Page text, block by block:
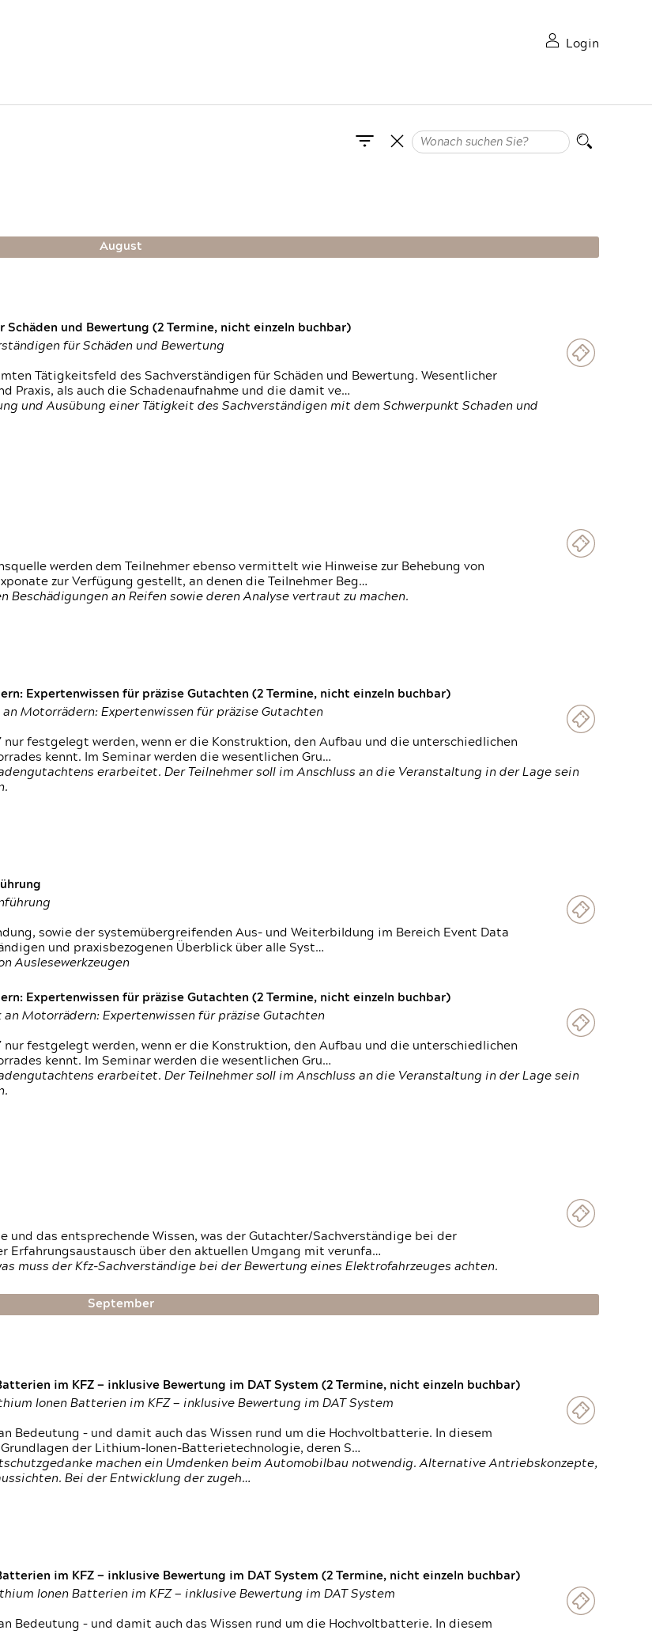
Login
August
und Bewertung (2 Termine, nicht einzeln buchbar)
für Schäden und Bewertung
Tätigkeitsfeld des Sachverständigen für Schäden und Bewertung. Wesentlicher
Praxis, als auch die Schadenaufnahme und die damit ve…
und Ausübung einer Tätigkeit des Sachverständigen mit dem Schwerpunkt Schaden und
werden dem Teilnehmer ebenso vermittelt wie Hinweise zur Behebung von
zur Verfügung gestellt, an denen die Teilnehmer Beg…
an Reifen sowie deren Analyse vertraut zu machen.
Expertenwissen für präzise Gutachten (2 Termine, nicht einzeln buchbar)
Motorrädern: Expertenwissen für präzise Gutachten
festgelegt werden, wenn er die Konstruktion, den Aufbau und die unterschiedlichen
kennt. Im Seminar werden die wesentlichen Gru…
erarbeitet. Der Teilnehmer soll im Anschluss an die Veranstaltung in der Lage sein
sowie der systemübergreifenden Aus- und Weiterbildung im Bereich Event Data
und praxisbezogenen Überblick über alle Syst…
Auslesewerkzeugen
Expertenwissen für präzise Gutachten (2 Termine, nicht einzeln buchbar)
an Motorrädern: Expertenwissen für präzise Gutachten
festgelegt werden, wenn er die Konstruktion, den Aufbau und die unterschiedlichen
kennt. Im Seminar werden die wesentlichen Gru…
erarbeitet. Der Teilnehmer soll im Anschluss an die Veranstaltung in der Lage sein
und das entsprechende Wissen, was der Gutachter/Sachverständige bei der
Erfahrungsaustausch über den aktuellen Umgang mit verunfa…
muss der Kfz-Sachverständige bei der Bewertung eines Elektrofahrzeuges achten.
September
im KFZ — inklusive Bewertung im DAT System (2 Termine, nicht einzeln buchbar)
Ionen Batterien im KFZ — inklusive Bewertung im DAT System
Bedeutung – und damit auch das Wissen rund um die Hochvoltbatterie. In diesem
der Lithium-Ionen-Batterietechnologie, deren S…
machen ein Umdenken beim Automobilbau notwendig. Alternative Antriebskonzepte,
Bei der Entwicklung der zugeh…
im KFZ — inklusive Bewertung im DAT System (2 Termine, nicht einzeln buchbar)
Ionen Batterien im KFZ — inklusive Bewertung im DAT System
Bedeutung – und damit auch das Wissen rund um die Hochvoltbatterie. In diesem